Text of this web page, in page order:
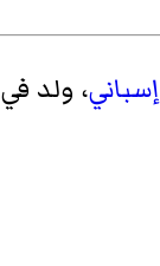
إسباني، ولد في